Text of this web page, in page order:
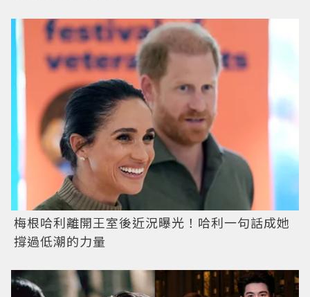
梅根哈利離開王室後近況曝光！哈利一句話成她
撐過低潮的力量